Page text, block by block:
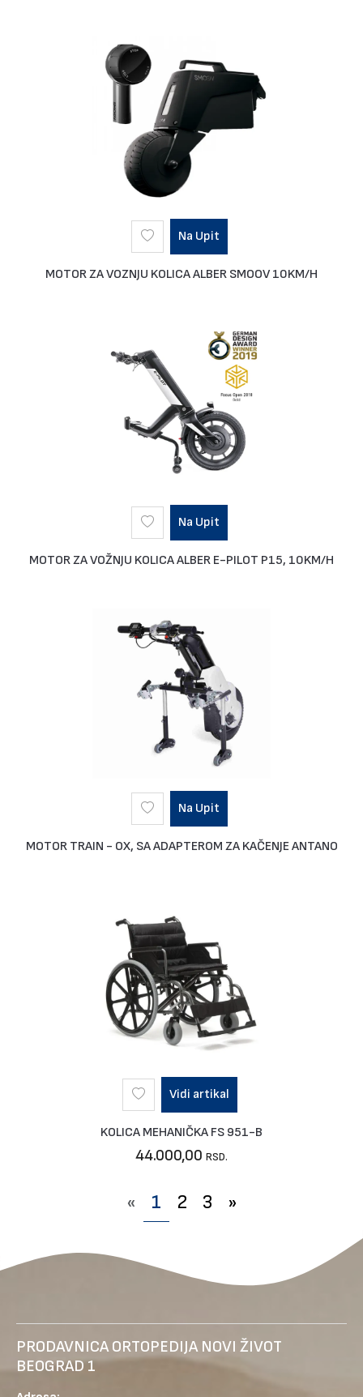
Na Upit
MOTOR ZA VOZNJU KOLICA ALBER SMOOV 10KM/H
Na Upit
MOTOR ZA VOŽNJU KOLICA ALBER E-PILOT P15, 10KM/H
Na Upit
MOTOR TRAIN - OX, SA ADAPTEROM ZA KAČENJE ANTANO
Vidi artikal
KOLICA MEHANIČKA FS 951-B
44.000,00 RSD.
« 1 2 3 »
PRODAVNICA ORTOPEDIJA NOVI ŽIVOT
BEOGRAD 1